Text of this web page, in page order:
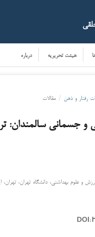
هیئت تحریریه درباره
/ مقالات
و جسمانی
علوم بهداشتی، دانشگاه تهران، تهران،
DOI: